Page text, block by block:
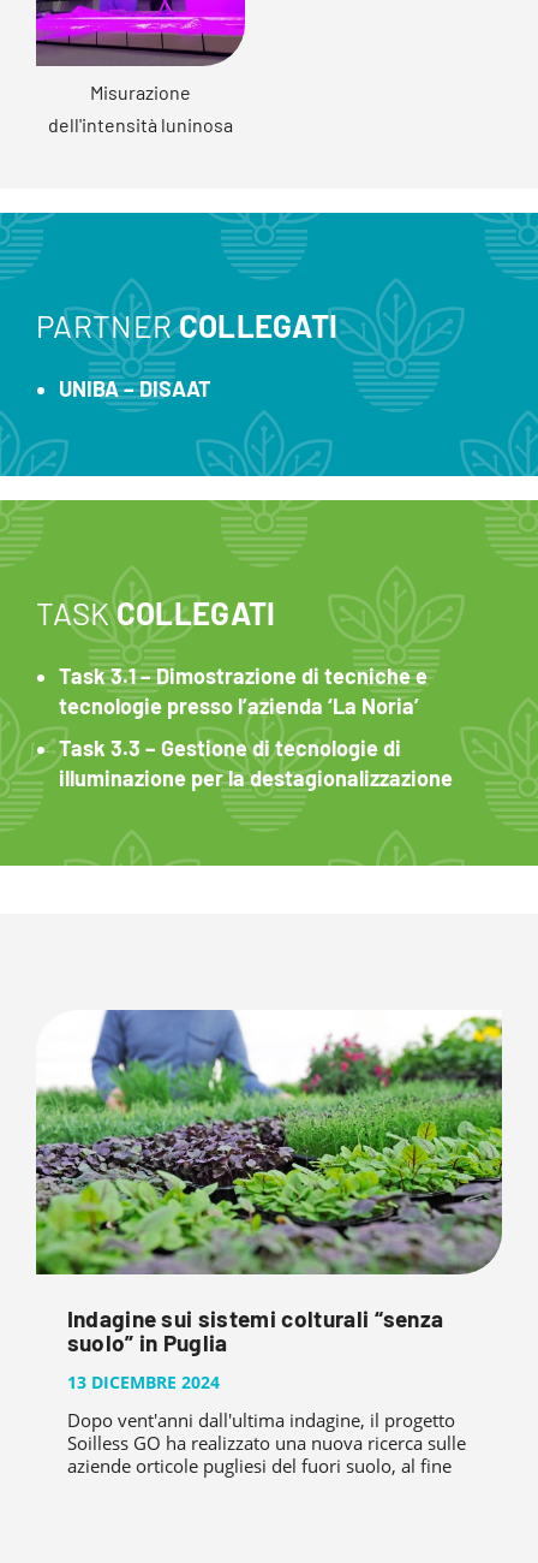
Misurazione
dell'intensità luninosa
PARTNERCOLLEGATI
UNIBA – DISAAT
TASKCOLLEGATI
Task 3.1 – Dimostrazione di tecniche e
tecnologie presso l’azienda ‘La Noria’
Task 3.3 – Gestione di tecnologie di
illuminazione per la destagionalizzazione
Indagine sui sistemi colturali “senza
suolo” in Puglia
13 DICEMBRE 2024
Dopo vent'anni dall'ultima indagine, il progetto
Soilless GO ha realizzato una nuova ricerca sulle
aziende orticole pugliesi del fuori suolo, al fine